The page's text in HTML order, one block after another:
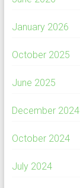
January 2026
October 2025
June 2025
December 2024
October 2024
July 2024